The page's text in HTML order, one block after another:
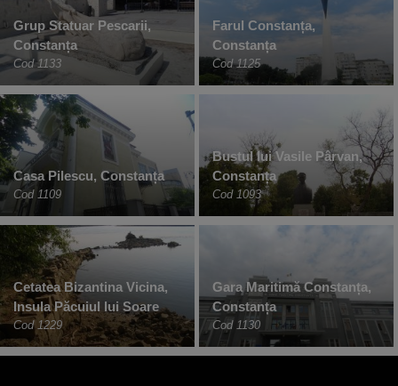
Grup Statuar Pescarii,
Constanța
Cod 1133
Farul Constanța,
Constanța
Cod 1125
Casa Pilescu, Constanța
Cod 1109
Bustul lui Vasile Pârvan,
Constanța
Cod 1093
Cetatea Bizantina Vicina,
Insula Păcuiul lui Soare
Cod 1229
Gara Maritimă Constanța,
Constanța
Cod 1130